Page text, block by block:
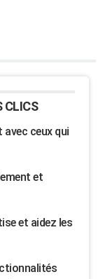
CLICS
ceux qui
et
et aidez les